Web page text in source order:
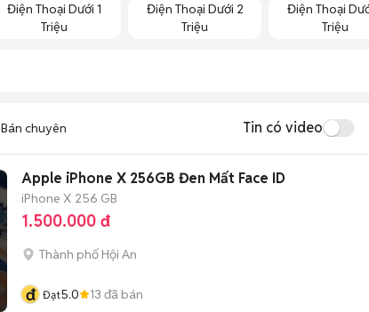
Điện Thoại Dưới 1
Triệu
Điện Thoại Dưới 2
Triệu
Điện Thoại
Triệu
Bán chuyên Tin có video
Apple iPhone X 256GB Đen Mất Face ID
iPhone X 256 GB
1.500.000 đ
Thành phố Hội An
đ Đạt5.0 13 đã bán